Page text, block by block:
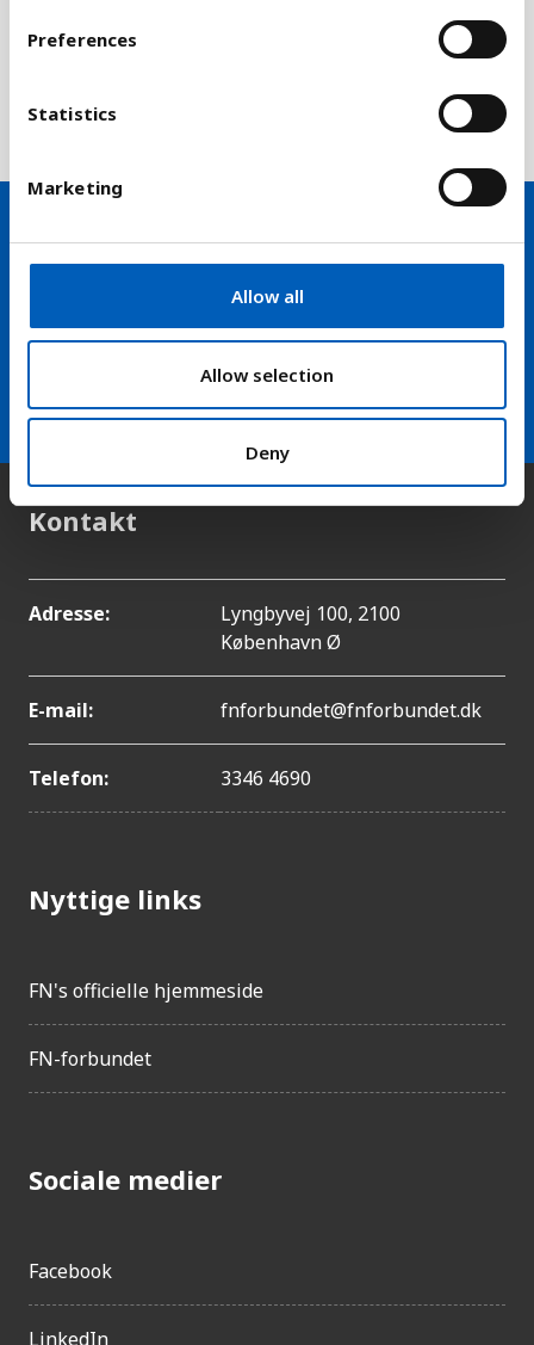
Preferences
Statistics
Marketing
Allow all
Allow selection
Deny
Statistikken er en indikator for FN's Verdensmål nr.
3: At reducere dødeligheden blandt nyfødte til højst
12 per 1 000 levendefødte.
Hold dig opdateret på nyheder
fra FN-forbundet
Modtag vores nyhedsbrevarrow_forward
Kontakt
Adresse:
Lyngbyvej 100, 2100
København Ø
E-mail: fnforbundet@fnforbundet.dk
Telefon: 3346 4690
Nyttige links
FN's officielle hjemmeside
FN-forbundet
Sociale medier
Facebook
LinkedIn